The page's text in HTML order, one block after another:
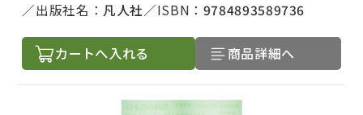
出版社名： 凡人社 ISBN： 9784893589736
カートへ入れる 商品詳細へ